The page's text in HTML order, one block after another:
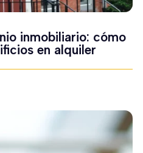
inmobiliario: cómo
en alquiler